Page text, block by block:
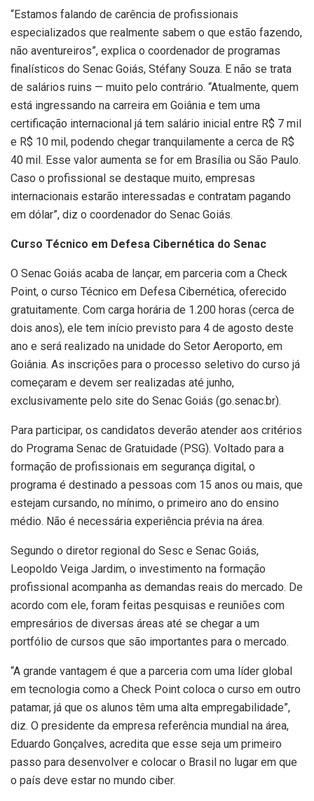
“Estamos falando de carência de profissionais
especializados que realmente sabem o que estão fazendo,
não aventureiros”, explica o coordenador de programas
finalísticos do Senac Goiás, Stéfany Souza. E não se trata
de salários ruins — muito pelo contrário. “Atualmente, quem
está ingressando na carreira em Goiânia e tem uma
certificação internacional já tem salário inicial entre R$ 7 mil
e R$ 10 mil, podendo chegar tranquilamente a cerca de R$
40 mil. Esse valor aumenta se for em Brasília ou São Paulo.
Caso o profissional se destaque muito, empresas
internacionais estarão interessadas e contratam pagando
em dólar”, diz o coordenador do Senac Goiás.
Curso Técnico em Defesa Cibernética do Senac
O Senac Goiás acaba de lançar, em parceria com a Check
Point, o curso Técnico em Defesa Cibernética, oferecido
gratuitamente. Com carga horária de 1.200 horas (cerca de
dois anos), ele tem início previsto para 4 de agosto deste
ano e será realizado na unidade do Setor Aeroporto, em
Goiânia. As inscrições para o processo seletivo do curso já
começaram e devem ser realizadas até junho,
exclusivamente pelo site do Senac Goiás (go.senac.br).
Para participar, os candidatos deverão atender aos critérios
do Programa Senac de Gratuidade (PSG). Voltado para a
formação de profissionais em segurança digital, o
programa é destinado a pessoas com 15 anos ou mais, que
estejam cursando, no mínimo, o primeiro ano do ensino
médio. Não é necessária experiência prévia na área.
Segundo o diretor regional do Sesc e Senac Goiás,
Leopoldo Veiga Jardim, o investimento na formação
profissional acompanha as demandas reais do mercado. De
acordo com ele, foram feitas pesquisas e reuniões com
empresários de diversas áreas até se chegar a um
portfólio de cursos que são importantes para o mercado.
“A grande vantagem é que a parceria com uma líder global
em tecnologia como a Check Point coloca o curso em outro
patamar, já que os alunos têm uma alta empregabilidade”,
diz. O presidente da empresa referência mundial na área,
Eduardo Gonçalves, acredita que esse seja um primeiro
passo para desenvolver e colocar o Brasil no lugar em que
o país deve estar no mundo ciber.